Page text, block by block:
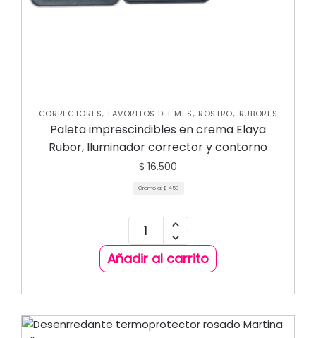
CORRECTORES, FAVORITOS DEL MES, ROSTRO, RUBORES
Paleta imprescindibles en crema Elaya
Rubor, Iluminador corrector y contorno
$ 16.500
Gramo a: $ 458
Añadir al carrito